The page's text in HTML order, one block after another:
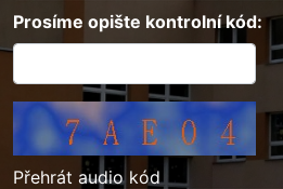
Prosíme opište kontrolní kód:
Přehrát audio kód